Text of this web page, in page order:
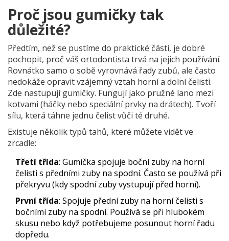
Proč jsou gumičky tak
důležité?
Předtím, než se pustíme do praktické části, je dobré
pochopit, proč váš ortodontista trvá na jejich používání.
Rovnátko samo o sobě vyrovnává řady zubů, ale často
nedokáže opravit vzájemný vztah horní a dolní čelisti.
Zde nastupují gumičky. Fungují jako pružné lano mezi
kotvami (háčky nebo speciální prvky na drátech). Tvoří
sílu, která táhne jednu čelist vůči té druhé.
Existuje několik typů tahů, které můžete vidět ve
zrcadle:
Třetí třída: Gumička spojuje boční zuby na horní
čelisti s předními zuby na spodní. Často se používá při
překryvu (kdy spodní zuby vystupují před horní).
První třída: Spojuje přední zuby na horní čelisti s
bočními zuby na spodní. Používá se při hlubokém
skusu nebo když potřebujeme posunout horní řadu
dopředu.